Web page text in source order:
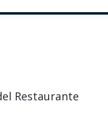
Restaurante